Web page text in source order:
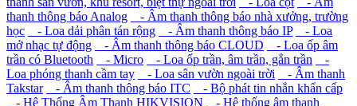
thanh thông báo Analog
- Âm thanh thông báo nhà xưởng, trường
học
- Loa dải phân tán rộng - Âm thanh thông báo IP
- Loa
mở nhạc tự động
- Âm thanh thông báo CLOUD
- Loa ốp âm
trần có Bluetooth
- Micro - Loa ốp trần, âm trần, gắn trần
-
Loa phóng thanh cầm tay
- Loa sân vườn ngoài trời
- Âm thanh
Takstar
- Âm thanh thông báo ITC
- Bộ phát tin nhắn khẩn cấp
- Hệ Thống Âm Thanh HIKVISION
- Hệ thống âm thanh